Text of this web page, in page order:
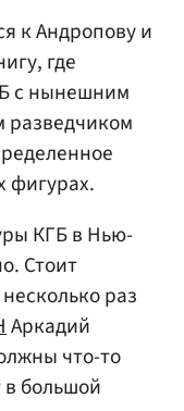
к Андропову и
где
с нынешним
фигурах.
КГБ в Нью-
Стоит
раз
Аркадий
что-то
в большой